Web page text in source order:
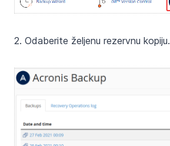
2. Odaberite željenu rezervnu kopiju.